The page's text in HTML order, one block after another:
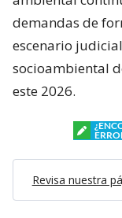
demandas de
escenario
socioambiental
este 2026.
Revisa nuestra